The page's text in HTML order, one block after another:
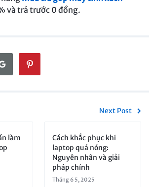
và trả trước 0 đồng.
Next Post
làm
Cách khắc phục khi
laptop quá nóng:
Nguyên nhân và giải
pháp chính
Tháng 6 5, 2025